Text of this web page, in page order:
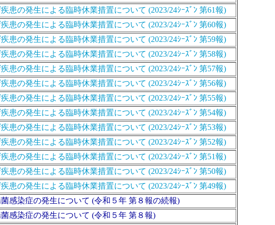
患の発生による臨時休業措置について (2023/24ｼｰｽﾞﾝ 第61報)
患の発生による臨時休業措置について (2023/24ｼｰｽﾞﾝ 第60報)
患の発生による臨時休業措置について (2023/24ｼｰｽﾞﾝ 第59報)
患の発生による臨時休業措置について (2023/24ｼｰｽﾞﾝ 第58報)
患の発生による臨時休業措置について (2023/24ｼｰｽﾞﾝ 第57報)
患の発生による臨時休業措置について (2023/24ｼｰｽﾞﾝ 第56報)
患の発生による臨時休業措置について (2023/24ｼｰｽﾞﾝ 第55報)
患の発生による臨時休業措置について (2023/24ｼｰｽﾞﾝ 第54報)
患の発生による臨時休業措置について (2023/24ｼｰｽﾞﾝ 第53報)
患の発生による臨時休業措置について (2023/24ｼｰｽﾞﾝ 第52報)
患の発生による臨時休業措置について (2023/24ｼｰｽﾞﾝ 第51報)
患の発生による臨時休業措置について (2023/24ｼｰｽﾞﾝ 第50報)
患の発生による臨時休業措置について (2023/24ｼｰｽﾞﾝ 第49報)
感染症の発生について (令和５年 第８報の続報)
感染症の発生について (令和５年 第８報)